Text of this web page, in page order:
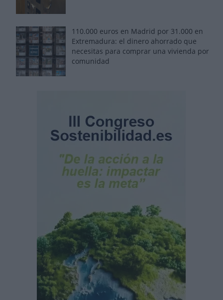
110.000 euros en Madrid por 31.000 en
Extremadura: el dinero ahorrado que
necesitas para comprar una vivienda por
comunidad